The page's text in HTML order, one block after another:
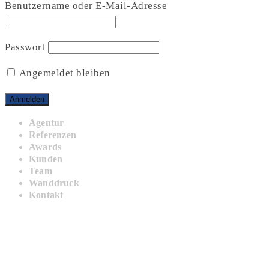
Benutzername oder E-Mail-Adresse
Passwort
Angemeldet bleiben
Agentur
Referenzen
Awards
Kunden
Team
Wanddruck
Kontakt